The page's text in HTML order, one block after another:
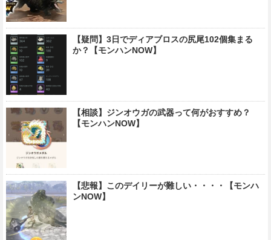
【疑問】3日でディアブロスの尻尾102個集まる
か？【モンハンNOW】
【相談】ジンオウガの武器って何がおすすめ？
【モンハンNOW】
【悲報】このデイリーが難しい・・・・【モンハ
ンNOW】